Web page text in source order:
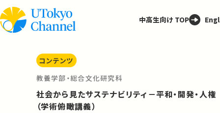
中高生向け TOP
コンテンツ
教養学部・総合文化研究科
社会から見たサステナビリティ－平和・開発・人権
（学術俯瞰講義）